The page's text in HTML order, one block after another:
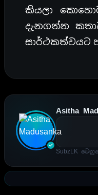
කියලා
දැනගන්න
සාර්ථකත්වයට
Asitha
SubzLK